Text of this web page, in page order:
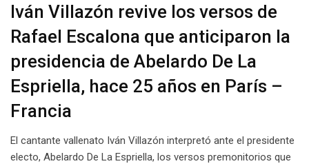
Iván Villazón revive los versos de
Rafael Escalona que anticiparon la
presidencia de Abelardo De La
Espriella, hace 25 años en París –
Francia
El cantante vallenato Iván Villazón interpretó ante el presidente
electo, Abelardo De La Espriella, los versos premonitorios que